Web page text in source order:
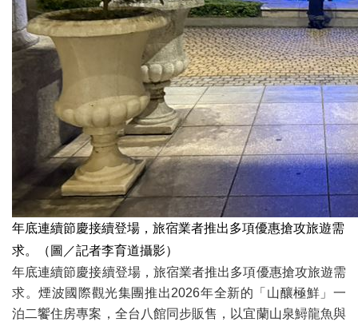
年底連續節慶接續登場，旅宿業者推出多項優惠搶攻旅遊需
求。（圖／記者李育道攝影）
年底連續節慶接續登場，旅宿業者推出多項優惠搶攻旅遊需
求。煙波國際觀光集團推出2026年全新的「山釀極鮮」一
泊二饗住房專案，全台八館同步販售，以宜蘭山泉鱘龍魚與